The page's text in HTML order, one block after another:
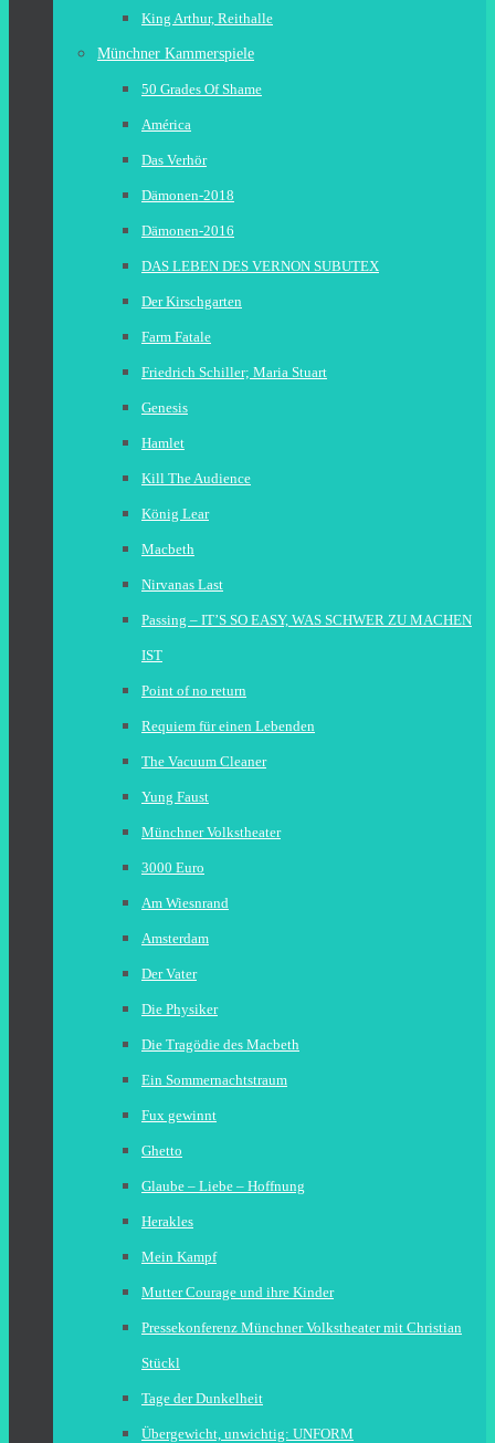
King Arthur, Reithalle
Münchner Kammerspiele
50 Grades Of Shame
América
Das Verhör
Dämonen-2018
Dämonen-2016
DAS LEBEN DES VERNON SUBUTEX
Der Kirschgarten
Farm Fatale
Friedrich Schiller; Maria Stuart
Genesis
Hamlet
Kill The Audience
König Lear
Macbeth
Nirvanas Last
Passing – IT’S SO EASY, WAS SCHWER ZU MACHEN
IST
Point of no return
Requiem für einen Lebenden
The Vacuum Cleaner
Yung Faust
Münchner Volkstheater
3000 Euro
Am Wiesnrand
Amsterdam
Der Vater
Die Physiker
Die Tragödie des Macbeth
Ein Sommernachtstraum
Fux gewinnt
Ghetto
Glaube – Liebe – Hoffnung
Herakles
Mein Kampf
Mutter Courage und ihre Kinder
Pressekonferenz Münchner Volkstheater mit Christian
Stückl
Tage der Dunkelheit
Übergewicht, unwichtig: UNFORM